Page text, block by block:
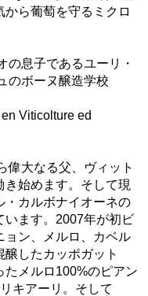
ら葡萄を守るミクロ
の息子であるユーリ・
のボーヌ醸造学校
Viticolture ed
偉大なる父、ヴィット
き始めます。そして現
・カルボナイオーネの
います。2007年が初ビ
ョン、メルロ、カベル
したカッポガット
メルロ100%のピアン
キアーリ。そして